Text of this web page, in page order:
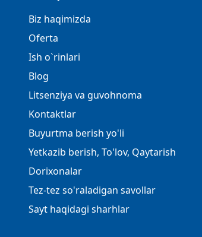
Biz haqimizda
Oferta
Ish o`rinlari
Blog
Litsenziya va guvohnoma
Kontaktlar
Buyurtma berish yo'li
Yetkazib berish, To'lov, Qaytarish
Dorixonalar
Tez-tez so'raladigan savollar
Sayt haqidagi sharhlar